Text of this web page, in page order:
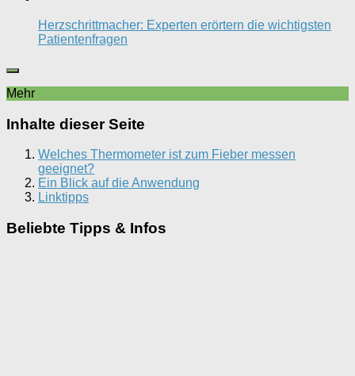
Herzschrittmacher: Experten erörtern die wichtigsten
Patientenfragen
Mehr
Inhalte dieser Seite
Welches Thermometer ist zum Fieber messen
geeignet?
Ein Blick auf die Anwendung
Linktipps
Beliebte Tipps & Infos